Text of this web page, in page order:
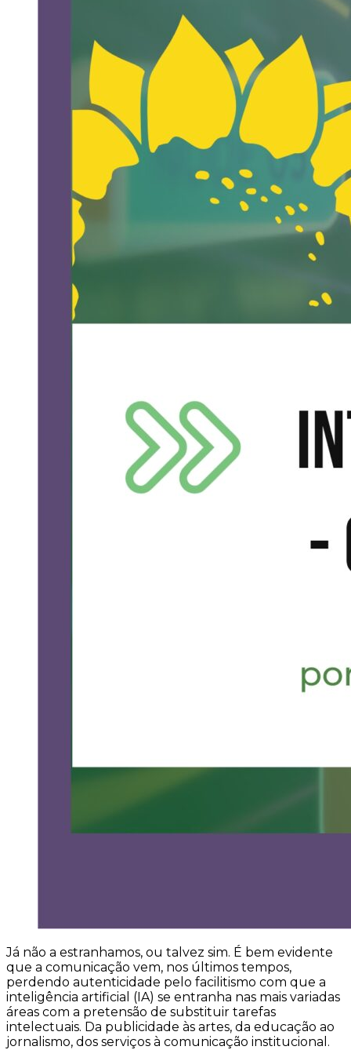
Já não a estranhamos, ou talvez sim. É bem evidente
que a comunicação vem, nos últimos tempos,
perdendo autenticidade pelo facilitismo com que a
inteligência artificial (IA) se entranha nas mais variadas
áreas com a pretensão de substituir tarefas
intelectuais. Da publicidade às artes, da educação ao
jornalismo, dos serviços à comunicação institucional.